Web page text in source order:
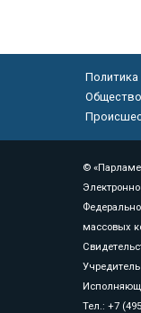
Политика
Общество
©
массовых
Тел.: +7